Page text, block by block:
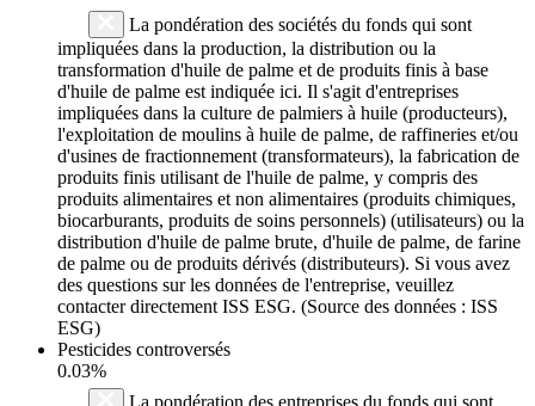
La pondération des sociétés du fonds qui sont
impliquées dans la production, la distribution ou la
transformation d'huile de palme et de produits finis à base
d'huile de palme est indiquée ici. Il s'agit d'entreprises
impliquées dans la culture de palmiers à huile (producteurs),
l'exploitation de moulins à huile de palme, de raffineries et/ou
d'usines de fractionnement (transformateurs), la fabrication de
produits finis utilisant de l'huile de palme, y compris des
produits alimentaires et non alimentaires (produits chimiques,
biocarburants, produits de soins personnels) (utilisateurs) ou la
distribution d'huile de palme brute, d'huile de palme, de farine
de palme ou de produits dérivés (distributeurs). Si vous avez
des questions sur les données de l'entreprise, veuillez
contacter directement ISS ESG. (Source des données : ISS
ESG)
Pesticides controversés
0.03%
La pondération des entreprises du fonds qui sont